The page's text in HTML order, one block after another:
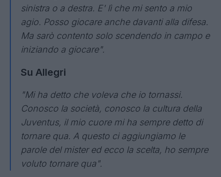
sinistra o a destra. E' lì che mi sento a mio
agio. Posso giocare anche davanti alla difesa.
Ma sarò contento solo scendendo in campo e
iniziando a giocare".
Su Allegri
"Mi ha detto che voleva che io tornassi.
Conosco la società, conosco la cultura della
Juventus, il mio cuore mi ha sempre detto di
tornare qua. A questo ci aggiungiamo le
parole del mister ed ecco la scelta, ho sempre
voluto tornare qua".